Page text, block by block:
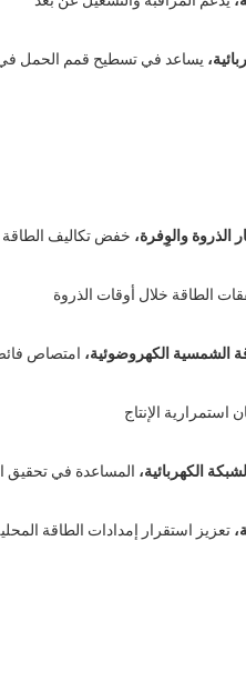
يساعد في تسطيح قمم الحمل في
الذروة والوِفرة، خفض تكاليف
الطاقة خلال أوقات الذروة
الشمسية الكهروضوئية، امتصاص فائض
استمرارية الإنتاج
الكهربائية، المساعدة في تحقيق
تعزيز استقرار إمدادات الطاقة